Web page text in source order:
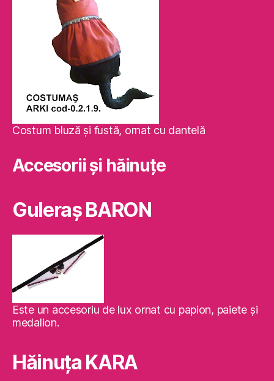
Costum bluză şi fustă, ornat cu dantelă
Accesorii și hăinuțe
Guleraş BARON
Este un accesoriu de lux ornat cu papion, paiete şi
medalion.
Hăinuţa KARA